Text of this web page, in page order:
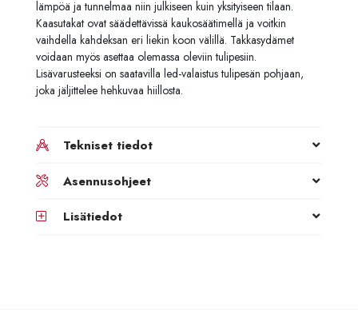
lämpöä ja tunnelmaa niin julkiseen kuin yksityiseen tilaan.
Kaasutakat ovat säädettävissä kaukosäätimellä ja voitkin
vaihdella kahdeksan eri liekin koon välillä. Takkasydämet
voidaan myös asettaa olemassa oleviin tulipesiin.
Lisävarusteeksi on saatavilla led-valaistus tulipesän pohjaan,
joka jäljittelee hehkuvaa hiillosta.
Tekniset tiedot
Asennusohjeet
Lisätiedot